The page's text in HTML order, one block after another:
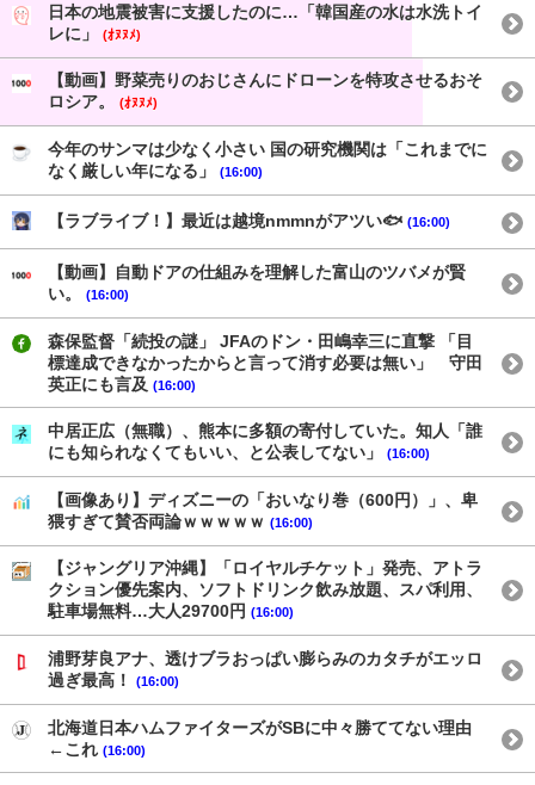
日本の地震被害に支援したのに…「韓国産の水は水洗トイ
レに」
(ｵﾇﾇﾒ)
【動画】野菜売りのおじさんにドローンを特攻させるおそ
ロシア。
(ｵﾇﾇﾒ)
今年のサンマは少なく小さい 国の研究機関は「これまでに
なく厳しい年になる」
(16:00)
【ラブライブ！】最近は越境nmmnがアツい🐟 (16:00)
【動画】自動ドアの仕組みを理解した富山のツバメが賢
い。
(16:00)
森保監督「続投の謎」 JFAのドン・田嶋幸三に直撃 「目
標達成できなかったからと言って消す必要は無い」 守田
英正にも言及 (16:00)
中居正広（無職）、熊本に多額の寄付していた。知人「誰
にも知られなくてもいい、と公表してない」
(16:00)
【画像あり】ディズニーの「おいなり巻（600円）」、卑
猥すぎて賛否両論ｗｗｗｗｗ (16:00)
【ジャングリア沖縄】「ロイヤルチケット」発売、アトラ
クション優先案内、ソフトドリンク飲み放題、スパ利用、
駐車場無料…大人29700円 (16:00)
浦野芽良アナ、透けブラおっぱい膨らみのカタチがエッロ
過ぎ最高！
(16:00)
北海道日本ハムファイターズがSBに中々勝ててない理由
←これ (16:00)